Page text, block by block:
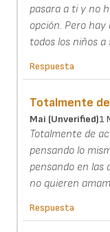
pasara a ti y no
opción. Pero
todos los niños
Respuesta
Totalmente
Mai (unverified)1
Totalmente de
pensando lo
pensando en las
no quieren
Respuesta